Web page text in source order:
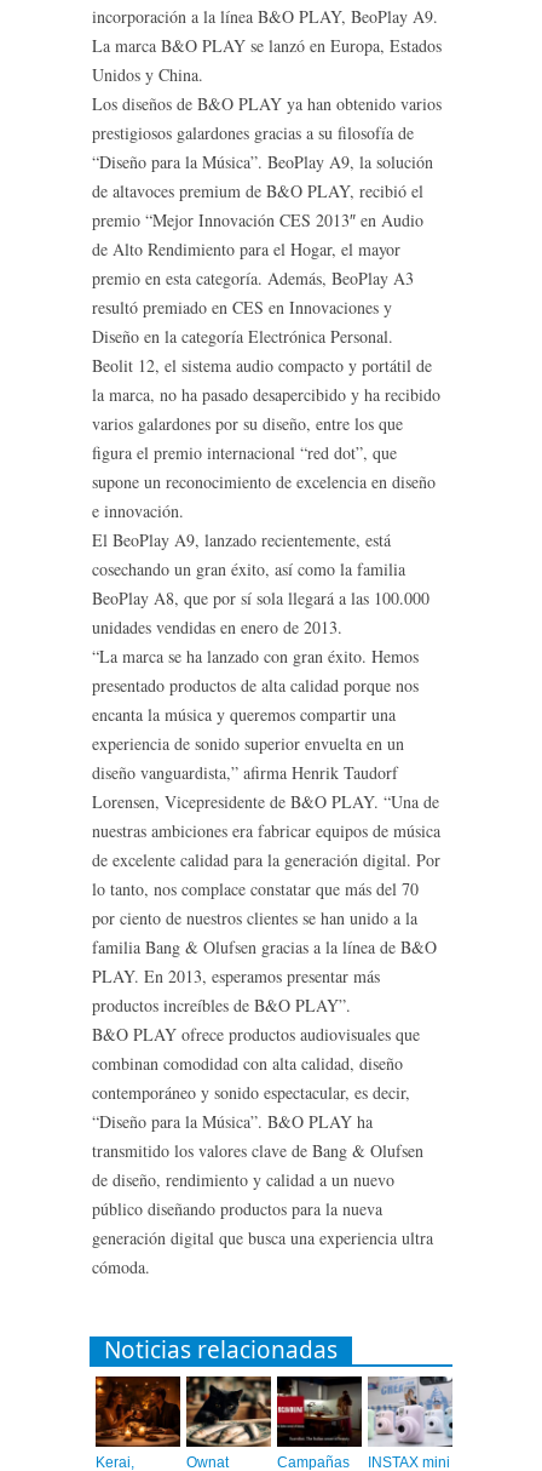
incorporación a la línea B&O PLAY, BeoPlay A9.
La marca B&O PLAY se lanzó en Europa, Estados
Unidos y China.
Los diseños de B&O PLAY ya han obtenido varios
prestigiosos galardones gracias a su filosofía de
“Diseño para la Música”. BeoPlay A9, la solución
de altavoces premium de B&O PLAY, recibió el
premio “Mejor Innovación CES 2013″ en Audio
de Alto Rendimiento para el Hogar, el mayor
premio en esta categoría. Además, BeoPlay A3
resultó premiado en CES en Innovaciones y
Diseño en la categoría Electrónica Personal.
Beolit 12, el sistema audio compacto y portátil de
la marca, no ha pasado desapercibido y ha recibido
varios galardones por su diseño, entre los que
figura el premio internacional “red dot”, que
supone un reconocimiento de excelencia en diseño
e innovación.
El BeoPlay A9, lanzado recientemente, está
cosechando un gran éxito, así como la familia
BeoPlay A8, que por sí sola llegará a las 100.000
unidades vendidas en enero de 2013.
“La marca se ha lanzado con gran éxito. Hemos
presentado productos de alta calidad porque nos
encanta la música y queremos compartir una
experiencia de sonido superior envuelta en un
diseño vanguardista,” afirma Henrik Taudorf
Lorensen, Vicepresidente de B&O PLAY. “Una de
nuestras ambiciones era fabricar equipos de música
de excelente calidad para la generación digital. Por
lo tanto, nos complace constatar que más del 70
por ciento de nuestros clientes se han unido a la
familia Bang & Olufsen gracias a la línea de B&O
PLAY. En 2013, esperamos presentar más
productos increíbles de B&O PLAY”.
B&O PLAY ofrece productos audiovisuales que
combinan comodidad con alta calidad, diseño
contemporáneo y sonido espectacular, es decir,
“Diseño para la Música”. B&O PLAY ha
transmitido los valores clave de Bang & Olufsen
de diseño, rendimiento y calidad a un nuevo
público diseñando productos para la nueva
generación digital que busca una experiencia ultra
cómoda.
Noticias relacionadas
Kerai,
Ownat
Campañas
INSTAX mini